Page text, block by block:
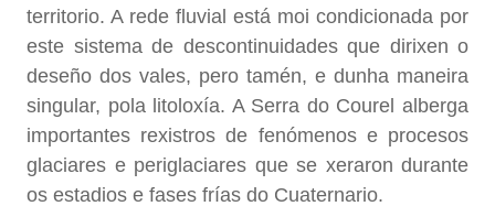
territorio. A rede fluvial está moi condicionada por
este sistema de descontinuidades que dirixen o
deseño dos vales, pero tamén, e dunha maneira
singular, pola litoloxía. A Serra do Courel alberga
importantes rexistros de fenómenos e procesos
glaciares e periglaciares que se xeraron durante
os estadios e fases frías do Cuaternario.